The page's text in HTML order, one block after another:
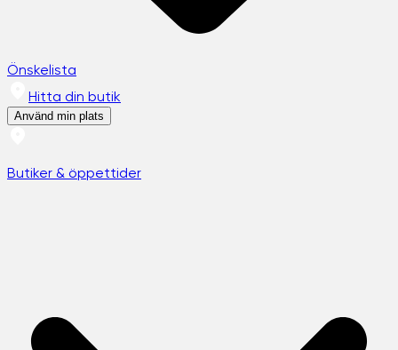
Önskelista
Hitta din butik
Använd min plats
Butiker & öppettider